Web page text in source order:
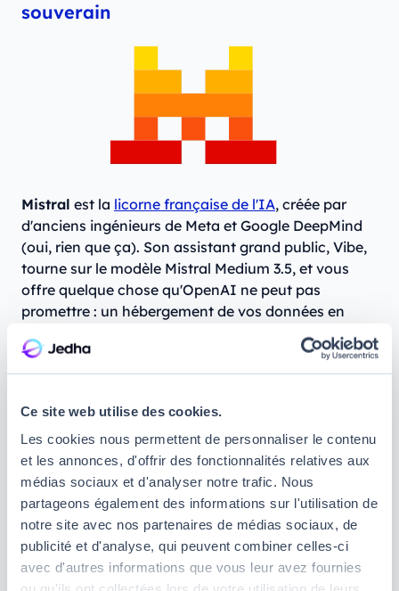
Ce site web utilise des cookies.
Les cookies nous permettent de personnaliser le contenu
et les annonces, d'offrir des fonctionnalités relatives aux
médias sociaux et d'analyser notre trafic. Nous
partageons également des informations sur l'utilisation de
notre site avec nos partenaires de médias sociaux, de
publicité et d'analyse, qui peuvent combiner celles-ci
avec d'autres informations que vous leur avez fournies
souverain
Mistral est la licorne française de l'IA, créée par
d'anciens ingénieurs de Meta et Google DeepMind
(oui, rien que ça). Son assistant grand public, Vibe,
tourne sur le modèle Mistral Medium 3.5, et vous
offre quelque chose qu'OpenAI ne peut pas
promettre : un hébergement de vos données en
Europe et une vraie conformité RGPD native. En
bref, c’est l’équivalent de ChatGPT à privilégier si la
souveraineté technologique et la confidentialité
Sa vraie force face à ChatGPT :la souveraineté
européenne et la rapidité. Mistral Vibe traite en effet
vos requêtes sur une infrastructure européenne, ce
qui est particulièrement rassurant pour les
entreprises et les administrations soucieuses de la
protection de leurs données. De plus, l'approche
open weights de Mistral rend également possible
l'auto-hébergement et la personnalisation des